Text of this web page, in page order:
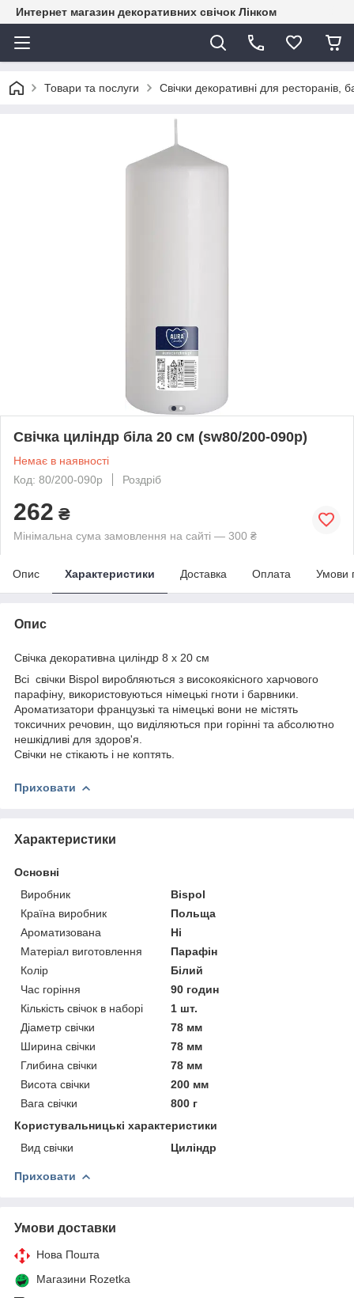
Интернет магазин декоративних свічок Лінком
Товари та послуги Свічки декоративні для ресторанів,
Свічка циліндр біла 20 см (sw80/200-090р)
Немає в наявності
Код: 80/200-090р
Роздріб
262 ₴
Мінімальна сума замовлення на сайті — 300 ₴
Опис Характеристики Доставка Оплата Умови
Опис
Свічка декоративна циліндр 8 х 20 см
Всі свічки Bispol виробляються з високоякісного харчового
парафіну, використовуються німецькі гноти і барвники.
Ароматизатори французькі та німецькі вони не містять
токсичних речовин, що виділяються при горінні та абсолютно
нешкідливі для здоров'я.
Свічки не стікають і не коптять.
Приховати
Характеристики
Основні
Виробник
Bispol
Країна виробник
Польща
Ароматизована
Ні
Матеріал виготовлення
Парафін
Колір
Білий
Час горіння
90 годин
Кількість свічок в наборі
1 шт.
Діаметр свічки
78 мм
Ширина свічки
78 мм
Глибина свічки
78 мм
Висота свічки
200 мм
Вага свічки
800 г
Користувальницькі характеристики
Вид свічки
Циліндр
Приховати
Умови доставки
Нова Пошта
Магазини Rozetka